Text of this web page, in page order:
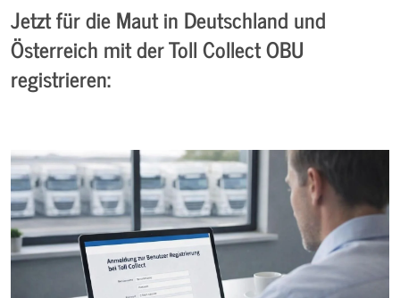
Jetzt für die Maut in Deutschland und
Österreich mit der Toll Collect OBU
registrieren: